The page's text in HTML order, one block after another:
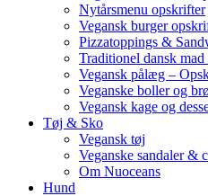
Nytårsmenu opskrifter
Vegansk burger
Pizzatoppings &
Traditionel dansk mad
Vegansk pålæg –
Veganske boller og
Vegansk kage og
Tøj & Sko
Vegansk tøj
Veganske sandaler &
Om Nuoceans
Hund